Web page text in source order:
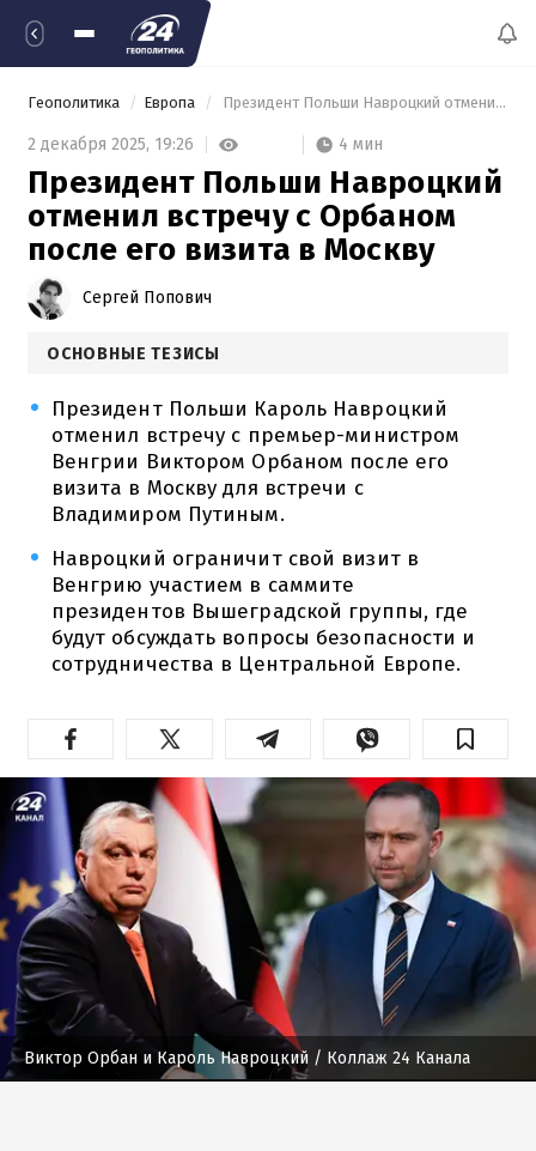
Геополитика Европа Президент Польши Навроцкий отменил встречу с Орбаном после его визита в Москву
2 декабря 2025, 19:26 4 мин
Президент Польши Навроцкий
отменил встречу с Орбаном
после его визита в Москву
Сергей Попович
ОСНОВНЫЕ ТЕЗИСЫ
Президент Польши Кароль Навроцкий
отменил встречу с премьер-министром
Венгрии Виктором Орбаном после его
визита в Москву для встречи с
Владимиром Путиным.
Навроцкий ограничит свой визит в
Венгрию участием в саммите
президентов Вышеградской группы, где
будут обсуждать вопросы безопасности и
сотрудничества в Центральной Европе.
Виктор Орбан и Кароль Навроцкий / Коллаж 24 Канала